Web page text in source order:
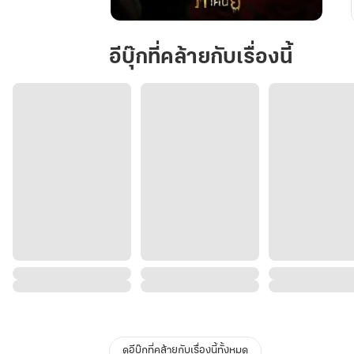
แค้น
อีบุ๊กที่คล้ายกับเรื่องนี้
ดูอีบุ๊กที่คล้ายกับเรื่องนี้ทั้งหมด